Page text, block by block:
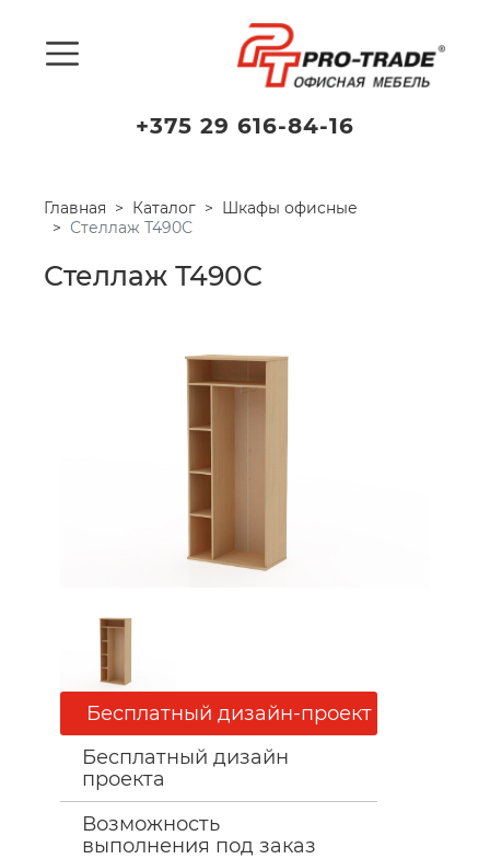
+375 29 616-84-16
Главная Каталог
Шкафы офисные
Стеллаж Т490С
Стеллаж Т490С
Бесплатный дизайн-проект
Бесплатный дизайн
проекта
Возможность
выполнения под заказ